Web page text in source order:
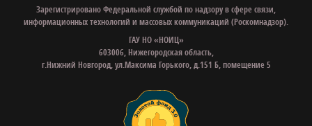
Зарегистрировано Федеральной службой по надзору в сфере связи,
информационных технологий и массовых коммуникаций (Роскомнадзор).
ГАУ НО «НОИЦ»
603006, Нижегородская область,
г.Нижний Новгород, ул.Максима Горького, д.151 Б, помещение 5